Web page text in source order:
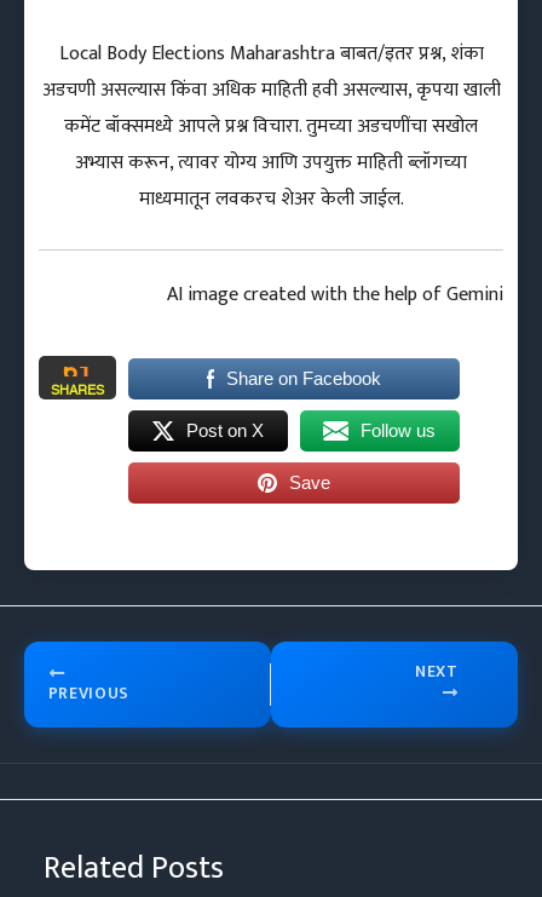
Local Body Elections Maharashtra बाबत/इतर प्रश्न, शंका
अडचणी असल्यास किंवा अधिक माहिती हवी असल्यास, कृपया खाली
कमेंट बॉक्समध्ये आपले प्रश्न विचारा. तुमच्या अडचणींचा सखोल
अभ्यास करून, त्यावर योग्य आणि उपयुक्त माहिती ब्लॉगच्या
माध्यमातून लवकरच शेअर केली जाईल.
AI image created with the help of Gemini
61
SHARES
Share on Facebook
Post on X Follow us
Save
PREVIOUS
NEXT
Related Posts